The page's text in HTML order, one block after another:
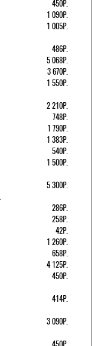
450Р.
1 090Р.
1 005Р.
486Р.
5 068Р.
3 670Р.
1 550Р.
2 210Р.
748Р.
1 790Р.
1 383Р.
540Р.
1 500Р.
5 300Р.
286Р.
258Р.
42Р.
1 260Р.
658Р.
4 125Р.
450Р.
414Р.
3 090Р.
450Р.